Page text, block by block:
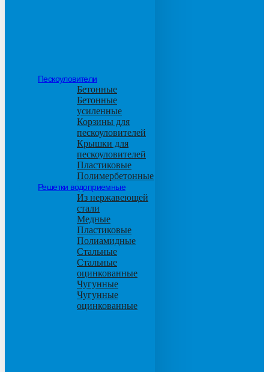
Пескоуловители
Бетонные
Бетонные
усиленные
Корзины для
пескоуловителей
Крышки для
пескоуловителей
Пластиковые
Полимербетонные
Решетки водоприемные
Из нержавеющей
стали
Медные
Пластиковые
Полиамидные
Стальные
Стальные
оцинкованные
Чугунные
Чугунные
оцинкованные